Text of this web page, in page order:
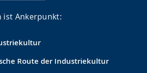
ist Ankerpunkt:
Route der Industriekultur